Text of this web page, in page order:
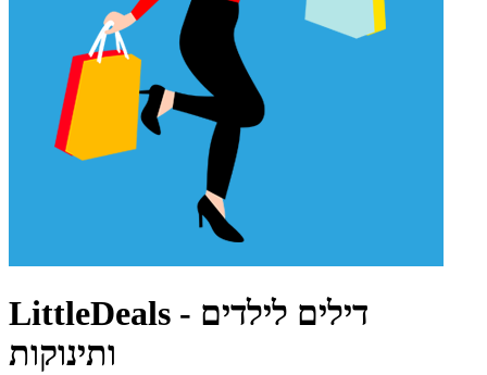
LittleDeals - דילים לילדים
ותינוקות